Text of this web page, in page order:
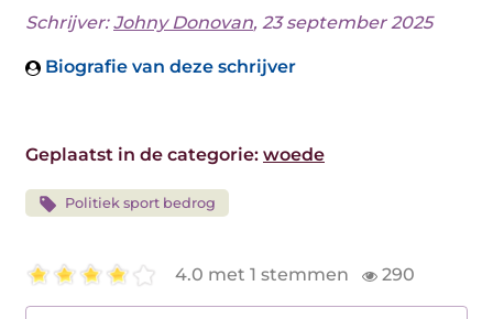
Schrijver:Johny Donovan, 23 september 2025
Biografie van deze schrijver
Geplaatst in de categorie: woede
Politiek sport bedrog
4.0 met 1 stemmen 290